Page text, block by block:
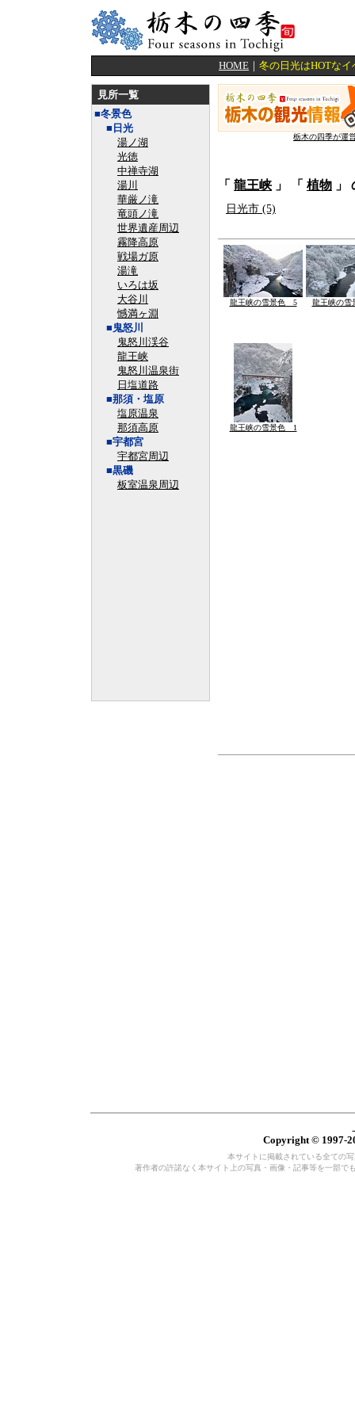
HOME ｜ 冬の日光はHOTな
見所一覧
■冬景色
■日光
湯ノ湖
光徳
中禅寺湖
湯川
華厳ノ滝
竜頭ノ滝
世界遺産周辺
霧降高原
戦場ガ原
湯滝
いろは坂
大谷川
憾満ヶ淵
■鬼怒川
鬼怒川渓谷
龍王峡
鬼怒川温泉街
日塩道路
■那須・塩原
塩原温泉
那須高原
■宇都宮
宇都宮周辺
■黒磯
板室温泉周辺
栃木の四季が運
「 龍王峡 」 「 植物 」
日光市 (5)
龍王峡の雪景色 5 龍王峡の
龍王峡の雪景色 1
Copyright © 1997-
本サイトに掲載されている全ての
著作者の許諾なく本サイト上の写真・画像・記事等を一部で